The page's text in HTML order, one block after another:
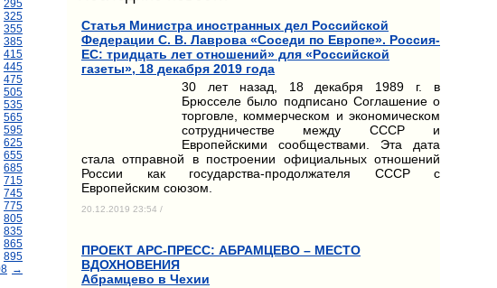
295
325
355
385
415
445
475
505
535
565
595
625
655
685
715
745
775
805
835
865
895
→
Статья Министра иностранных дел Российской
Федерации С. В. Лаврова «Соседи по Европе». Россия-
ЕС: тридцать лет отношений» для «Российской
газеты», 18 декабря 2019 года
30 лет назад, 18 декабря 1989 г. в
Брюсселе было подписано Соглашение о
торговле, коммерческом и экономическом
сотрудничестве между СССР и
Европейскими сообществами. Эта дата
стала отправной в построении официальных отношений
России как государства-продолжателя СССР с
Европейским союзом.
20.12.2019 23:54 /
ПРОЕКТ АРС-ПРЕСС: АБРАМЦЕВО – МЕСТО
ВДОХНОВЕНИЯ
Абрамцево в Чехии